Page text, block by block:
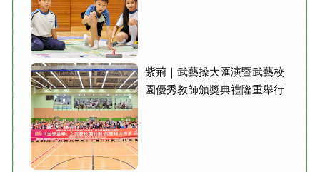
紫荊｜武藝操大匯演暨武藝校
園優秀教師頒獎典禮隆重舉行